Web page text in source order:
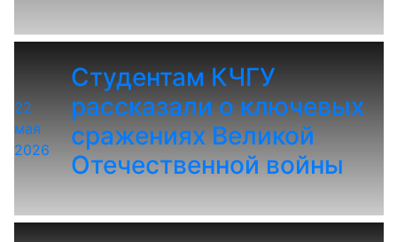
22
мая
2026
Студентам КЧГУ
рассказали о ключевых
сражениях Великой
Отечественной войны